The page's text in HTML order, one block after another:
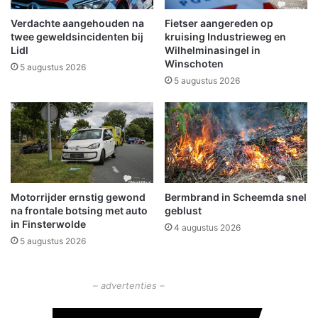
e
g
e
s
l
g
d
z
i
j
n
l
e
k
k
a
i
n
F
i
n
s
t
e
r
w
Verdachte aangehouden na
twee geweldsincidenten bij
Lidl
5 augustus 2026
Fietser aangereden op
kruising Industrieweg en
Wilhelminasingel in
Winschoten
5 augustus 2026
Motorrijder ernstig gewond
na frontale botsing met auto
in Finsterwolde
5 augustus 2026
Bermbrand in Scheemda snel
geblust
4 augustus 2026
– advertenties –